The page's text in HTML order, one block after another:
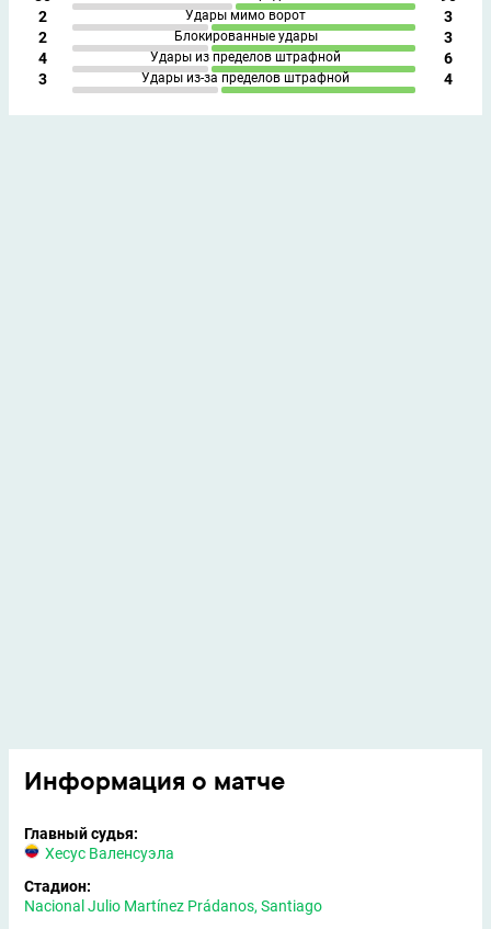
Удары мимо ворот
2 3
Блокированные удары
2 3
Удары из пределов штрафной
4 6
Удары из-за пределов штрафной
3 4
Информация о матче
Главный судья:
Хесус Валенсуэла
Стадион:
Nacional Julio Martínez Prádanos, Santiago